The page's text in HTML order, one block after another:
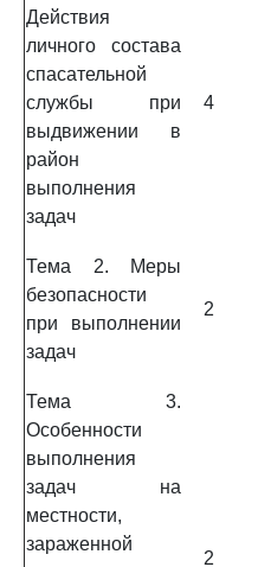
Действия
личного состава
спасательной
службы при
выдвижении в
район
выполнения
задач
4
Тема 2. Меры
безопасности
при выполнении
задач
2
Тема 3.
Особенности
выполнения
задач на
местности,
зараженной
2